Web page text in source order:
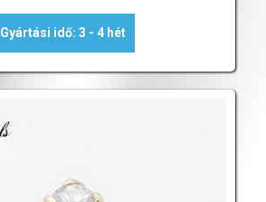
Gyártási idő: 3 - 4 hét